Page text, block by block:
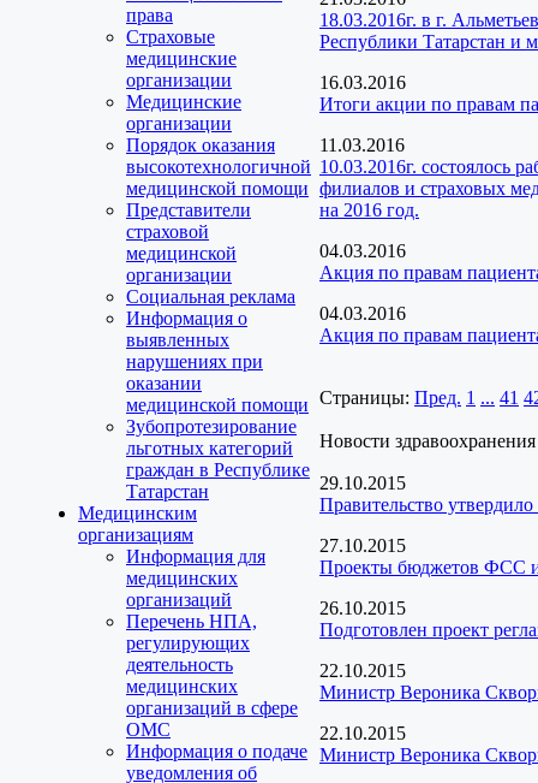
права
Страховые
медицинские
организации
Медицинские
организации
Порядок оказания
высокотехнологичной
медицинской помощи
Представители
страховой
медицинской
организации
Социальная реклама
Информация о
выявленных
нарушениях при
оказании
медицинской помощи
Зубопротезирование
льготных категорий
граждан в Республике
Татарстан
Медицинским
организациям
Информация для
медицинских
организаций
Перечень НПА,
регулирующих
деятельность
медицинских
организаций в сфере
ОМС
Информация о подаче
уведомления об
18.03.2016г. в г.
Республики Татарстан и
16.03.2016
Итоги акции по правам
11.03.2016
10.03.2016г. состоялось
филиалов и страховых
на 2016 год.
04.03.2016
Акция по правам
04.03.2016
Акция по правам
Страницы: Пред. 1 ... 41
Новости здравоохранения
29.10.2015
Правительство
27.10.2015
Проекты бюджетов ФСС
26.10.2015
Подготовлен проект
22.10.2015
Министр Вероника
22.10.2015
Министр Вероника